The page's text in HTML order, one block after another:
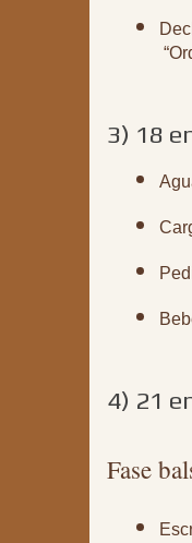
3) 18
4) 21
Fase